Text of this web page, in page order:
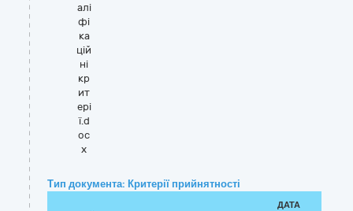
алі
фі
ка
цій
ні
кр
ит
ері
ї.d
oc
x
Тип документа: Критерії прийнятності
ДАТА